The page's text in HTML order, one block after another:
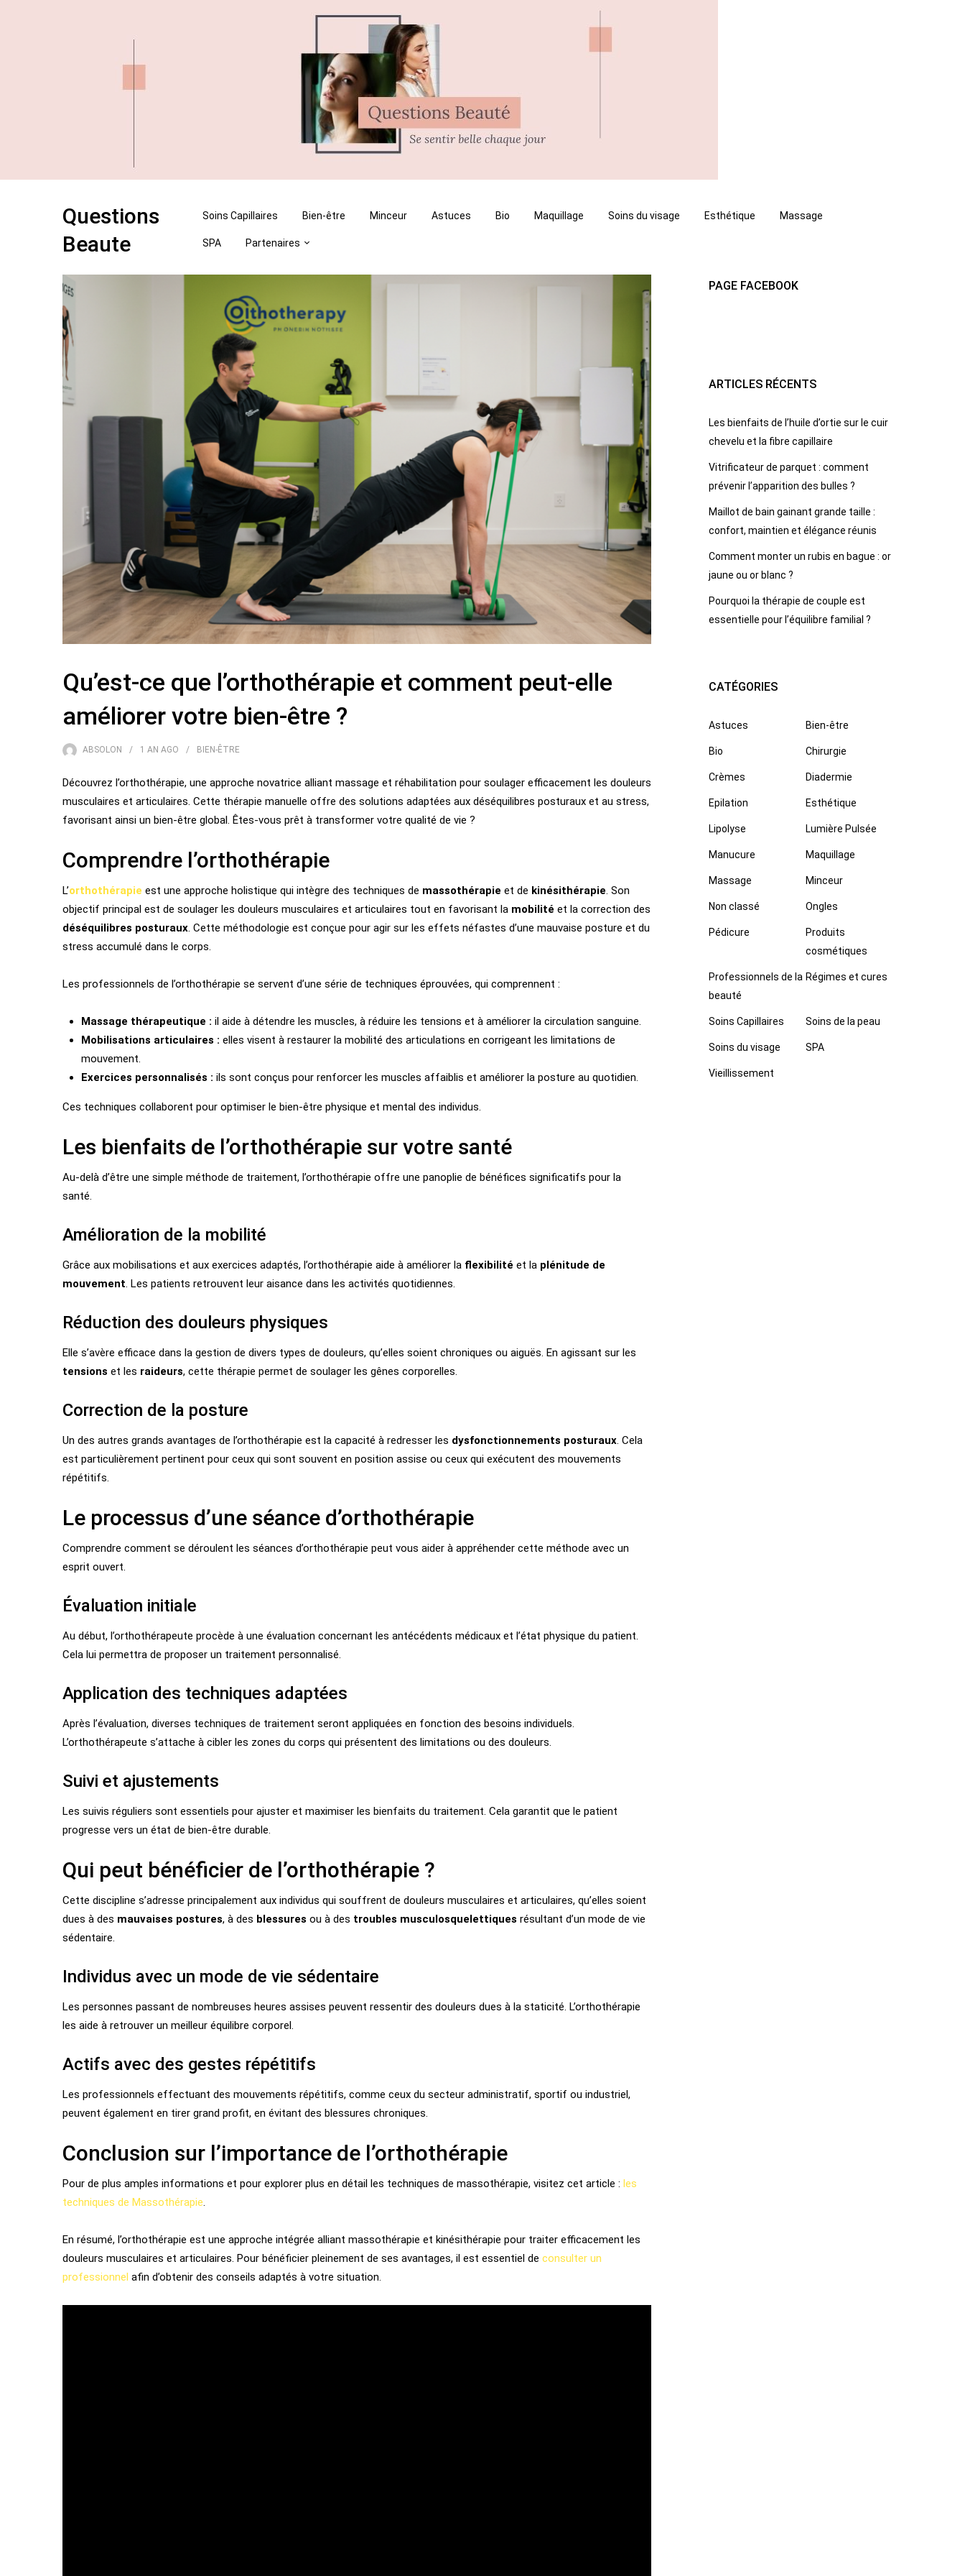
Questions
Beaute
Soins Capillaires Bien-être Minceur Astuces Bio Maquillage Soins du visage Esthétique Massage
SPA Partenaires
Qu’est-ce que l’orthothérapie et comment peut-elle
améliorer votre bien-être ?
ABSOLON 1 AN AGO BIEN-ÊTRE
Découvrez l’orthothérapie, une approche novatrice alliant massage et réhabilitation pour soulager efficacement les douleurs
musculaires et articulaires. Cette thérapie manuelle offre des solutions adaptées aux déséquilibres posturaux et au stress,
favorisant ainsi un bien-être global. Êtes-vous prêt à transformer votre qualité de vie ?
Comprendre l’orthothérapie
L’orthothérapie est une approche holistique qui intègre des techniques de massothérapie et de kinésithérapie. Son
objectif principal est de soulager les douleurs musculaires et articulaires tout en favorisant la mobilité et la correction des
déséquilibres posturaux. Cette méthodologie est conçue pour agir sur les effets néfastes d’une mauvaise posture et du
stress accumulé dans le corps.
Les professionnels de l’orthothérapie se servent d’une série de techniques éprouvées, qui comprennent :
Massage thérapeutique : il aide à détendre les muscles, à réduire les tensions et à améliorer la circulation sanguine.
Mobilisations articulaires : elles visent à restaurer la mobilité des articulations en corrigeant les limitations de
mouvement.
Exercices personnalisés : ils sont conçus pour renforcer les muscles affaiblis et améliorer la posture au quotidien.
Ces techniques collaborent pour optimiser le bien-être physique et mental des individus.
Les bienfaits de l’orthothérapie sur votre santé
Au-delà d’être une simple méthode de traitement, l’orthothérapie offre une panoplie de bénéfices significatifs pour la
santé.
Amélioration de la mobilité
Grâce aux mobilisations et aux exercices adaptés, l’orthothérapie aide à améliorer la flexibilité et la plénitude de
mouvement. Les patients retrouvent leur aisance dans les activités quotidiennes.
Réduction des douleurs physiques
Elle s’avère efficace dans la gestion de divers types de douleurs, qu’elles soient chroniques ou aiguës. En agissant sur les
tensions et les raideurs, cette thérapie permet de soulager les gênes corporelles.
Correction de la posture
Un des autres grands avantages de l’orthothérapie est la capacité à redresser les dysfonctionnements posturaux. Cela
est particulièrement pertinent pour ceux qui sont souvent en position assise ou ceux qui exécutent des mouvements
répétitifs.
Le processus d’une séance d’orthothérapie
Comprendre comment se déroulent les séances d’orthothérapie peut vous aider à appréhender cette méthode avec un
esprit ouvert.
Évaluation initiale
Au début, l’orthothérapeute procède à une évaluation concernant les antécédents médicaux et l’état physique du patient.
Cela lui permettra de proposer un traitement personnalisé.
Application des techniques adaptées
Après l’évaluation, diverses techniques de traitement seront appliquées en fonction des besoins individuels.
L’orthothérapeute s’attache à cibler les zones du corps qui présentent des limitations ou des douleurs.
Suivi et ajustements
Les suivis réguliers sont essentiels pour ajuster et maximiser les bienfaits du traitement. Cela garantit que le patient
progresse vers un état de bien-être durable.
Qui peut bénéficier de l’orthothérapie ?
Cette discipline s’adresse principalement aux individus qui souffrent de douleurs musculaires et articulaires, qu’elles soient
dues à des mauvaises postures, à des blessures ou à des troubles musculosquelettiques résultant d’un mode de vie
sédentaire.
Individus avec un mode de vie sédentaire
Les personnes passant de nombreuses heures assises peuvent ressentir des douleurs dues à la staticité. L’orthothérapie
les aide à retrouver un meilleur équilibre corporel.
Actifs avec des gestes répétitifs
Les professionnels effectuant des mouvements répétitifs, comme ceux du secteur administratif, sportif ou industriel,
peuvent également en tirer grand profit, en évitant des blessures chroniques.
Conclusion sur l’importance de l’orthothérapie
Pour de plus amples informations et pour explorer plus en détail les techniques de massothérapie, visitez cet article : les
techniques de Massothérapie.
En résumé, l’orthothérapie est une approche intégrée alliant massothérapie et kinésithérapie pour traiter efficacement les
douleurs musculaires et articulaires. Pour bénéficier pleinement de ses avantages, il est essentiel de consulter un
professionnel afin d’obtenir des conseils adaptés à votre situation.
PAGE FACEBOOK
ARTICLES RÉCENTS
Les bienfaits de l’huile d’ortie sur le cuir
chevelu et la fibre capillaire
Vitrificateur de parquet : comment
prévenir l’apparition des bulles ?
Maillot de bain gainant grande taille :
confort, maintien et élégance réunis
Comment monter un rubis en bague : or
jaune ou or blanc ?
Pourquoi la thérapie de couple est
essentielle pour l’équilibre familial ?
CATÉGORIES
Astuces Bien-être
Bio Chirurgie
Crèmes Diadermie
Epilation Esthétique
Lipolyse Lumière Pulsée
Manucure Maquillage
Massage Minceur
Non classé Ongles
Pédicure
Produits
cosmétiques
Professionnels de la
beauté
Régimes et cures
Soins Capillaires Soins de la peau
Soins du visage SPA
Vieillissement